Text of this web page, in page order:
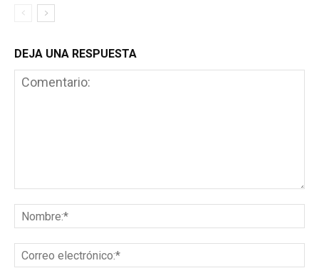
DEJA UNA RESPUESTA